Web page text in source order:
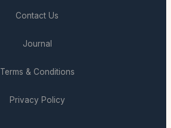
Contact Us
Journal
Terms & Conditions
Privacy Policy